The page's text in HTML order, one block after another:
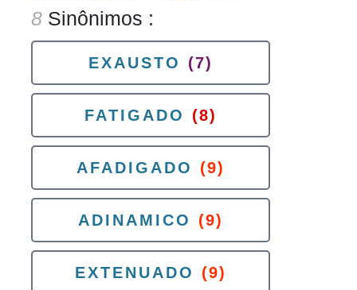
8 Sinônimos :
EXAUSTO (7)
FATIGADO (8)
AFADIGADO (9)
ADINAMICO (9)
EXTENUADO (9)